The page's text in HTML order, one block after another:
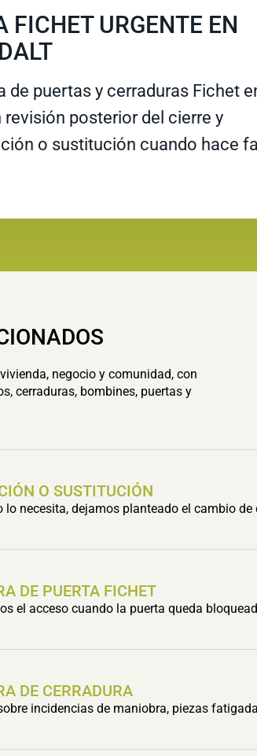
FICHET URGENTE EN
de puertas y cerraduras Fichet
revisión posterior del cierre y
o sustitución cuando hace
negocio y comunidad, con
cerraduras, bombines, puertas y
O SUSTITUCIÓN
lo necesita, dejamos planteado el cambio
DE PUERTA FICHET
el acceso cuando la puerta queda
DE CERRADURA
incidencias de maniobra, piezas